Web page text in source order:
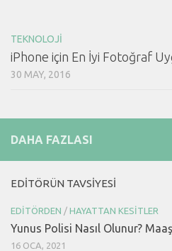
TEKNOLOJI
iPhone için En İyi Fotoğraf
30 MAY, 2016
DAHA FAZLASI
EDITÖRÜN TAVSIYESI
EDITÖRDEN / HAYATTAN KESITLER
Yunus Polisi Nasıl Olunur?
16 OCA, 2021